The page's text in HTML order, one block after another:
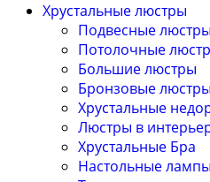
Хрустальные люстры
Подвесные люстры
Потолочные
Большие люстры
Бронзовые люстры
Хрустальные
Люстры в
Хрустальные Бра
Настольные лампы